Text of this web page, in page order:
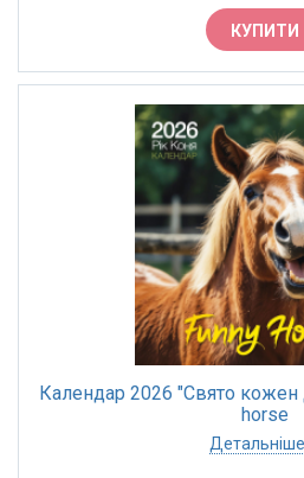
КУПИТИ
Календар 2026 "Свято кожен
horse
Детальніше